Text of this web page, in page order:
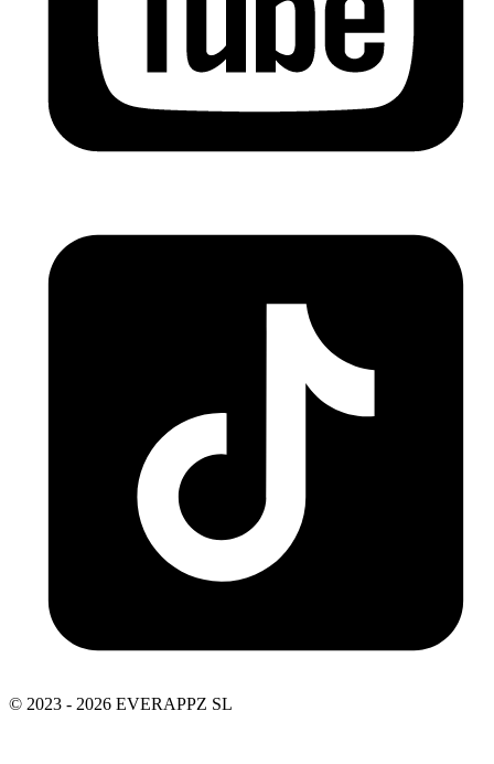
© 2023 - 2026 EVERAPPZ SL